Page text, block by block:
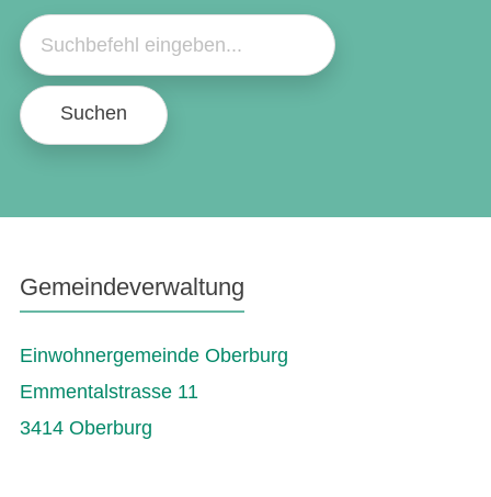
Suchen
Gemeindeverwaltung
Einwohnergemeinde Oberburg
Emmentalstrasse 11
3414 Oberburg